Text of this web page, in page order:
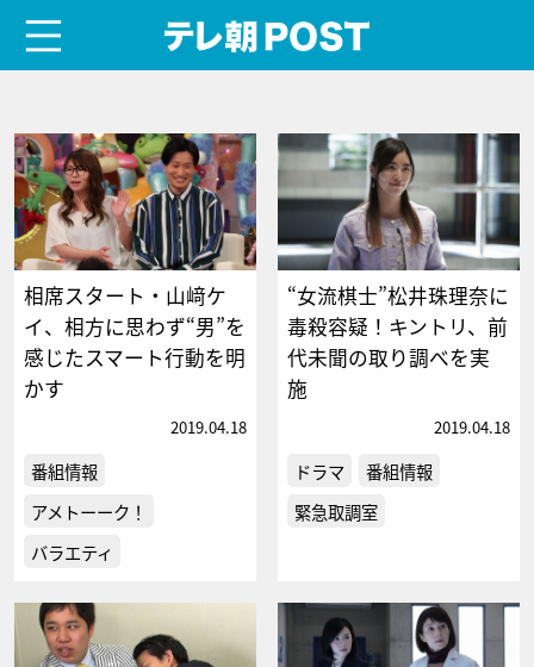
相席スタート・山﨑ケ
イ、相方に思わず“男”を
感じたスマート行動を明
かす
2019.04.18
番組情報
アメトーーク！
バラエティ
“女流棋士”松井珠理奈に
毒殺容疑！キントリ、前
代未聞の取り調べを実
施
2019.04.18
ドラマ
番組情報
緊急取調室